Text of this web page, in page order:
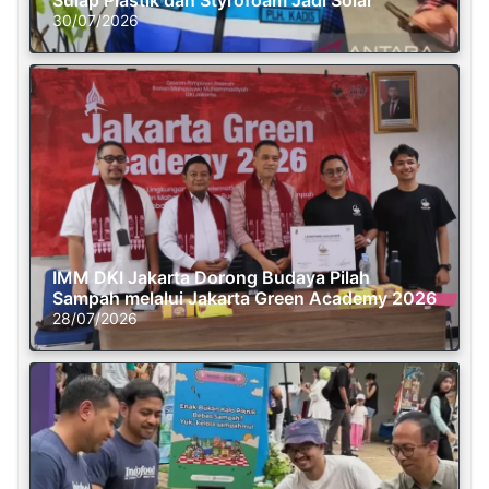
30/07/2026
IMM DKI Jakarta Dorong Budaya Pilah
Sampah melalui Jakarta Green Academy 2026
28/07/2026